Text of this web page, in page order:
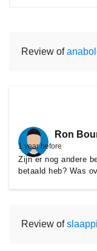
Review of
Ron
1 year before
Zijn er nog andere
betaald heb? Was
Review of